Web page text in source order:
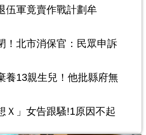
伍軍竟賣作戰計劃牟
！北市消保官：民眾申訴
養13親生兒！他批縣府無
Ｘ」女告跟騷!1原因不起